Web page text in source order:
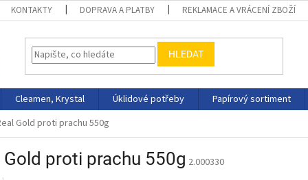
KONTAKTY DOPRAVA A PLATBY REKLAMACE A VRÁCENÍ ZBOŽÍ
HLEDAT
Cleamen, Krystal Úklidové potřeby Papírový sortiment
Gold proti prachu 550g
Gold proti prachu 550g 2.000330